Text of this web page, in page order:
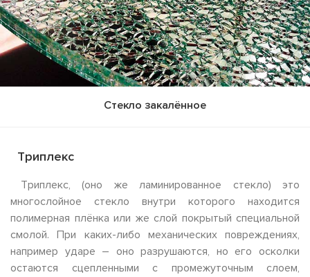
Стекло закалённое
Триплекс
Триплекс, (оно же ламинированное стекло) это
многослойное стекло внутри которого находится
полимерная плёнка или же слой покрытый специальной
смолой. При каких-либо механических повреждениях,
например ударе – оно разрушаются, но его осколки
остаются сцепленными с промежуточным слоем,